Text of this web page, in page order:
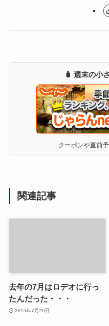
🧳 週末の小
クーポンや直前
関連記事
去年の7月はロデオに行っ
たんだった・・・
2015年7月26日